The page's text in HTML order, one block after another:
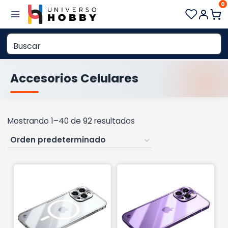
contenido
0
Accesorios Celulares
Mostrando 1–40 de 92 resultados